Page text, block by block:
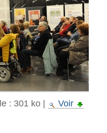
: 301 ko|
Voir